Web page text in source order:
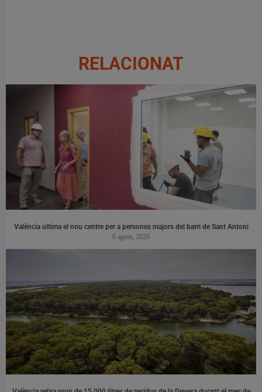
RELACIONAT
València ultima el nou centre per a persones majors del barri de Sant Antoni
6 agost, 2026